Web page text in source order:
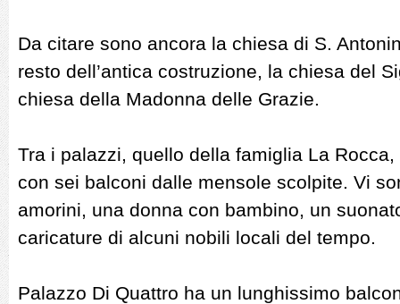
Da citare sono ancora la chiesa di S.
resto dell’antica costruzione, la chiesa del
chiesa della Madonna delle Grazie.
Tra i palazzi, quello della famiglia La
con sei balconi dalle mensole scolpite. Vi
amorini, una donna con bambino, un
caricature di alcuni nobili locali del tempo.
Palazzo Di Quattro ha un lunghissimo